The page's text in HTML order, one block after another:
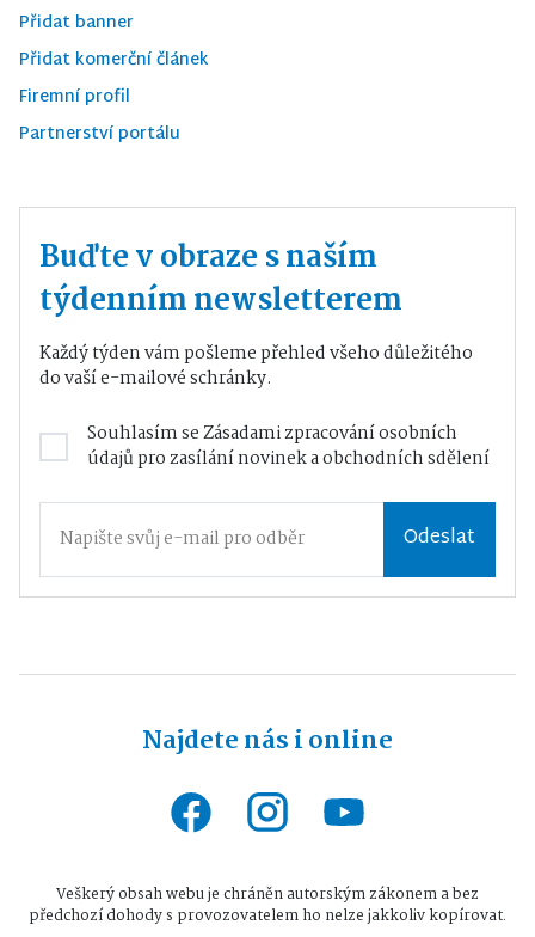
Přidat banner
Přidat komerční článek
Firemní profil
Partnerství portálu
Buďte v obraze s naším
týdenním newsletterem
Každý týden vám pošleme přehled všeho důležitého
do vaší e-mailové schránky.
Souhlasím seZásadami zpracování osobních
údajůpro zasílání novinek a obchodních sdělení
Odeslat
Najdete nás i online
Veškerý obsah webu je chráněn autorským zákonem a bez
předchozí dohody s provozovatelem ho nelze jakkoliv kopírovat.